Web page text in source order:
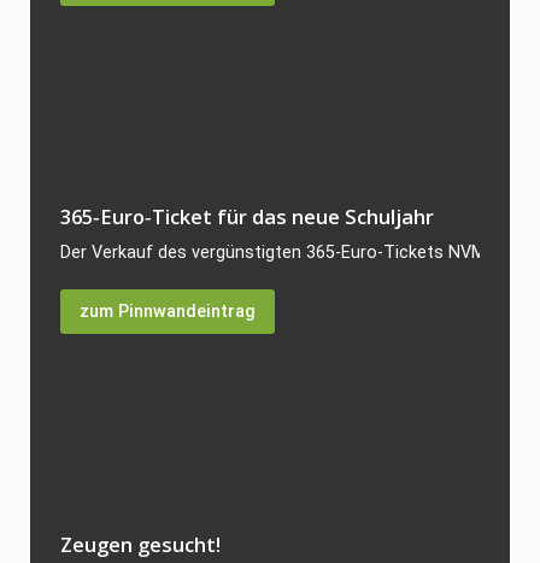
365‑Euro‑Ticket für das neue Schuljahr
Der Verkauf des vergünstigten 365‑Euro‑Tickets NVM für
zum Pinnwandeintrag
Zeugen gesucht!